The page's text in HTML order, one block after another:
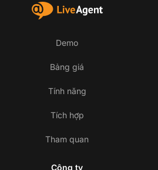
Demo
Bảng giá
Tính năng
Tích hợp
Tham quan
Công ty